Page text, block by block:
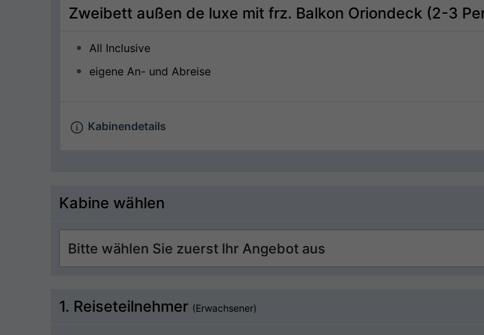
Zweibett außen de luxe mit frz. Balkon Oriondeck (2-3
All Inclusive
eigene An- und Abreise
Kabinendetails
Kabine wählen
1. Reiseteilnehmer (Erwachsener)